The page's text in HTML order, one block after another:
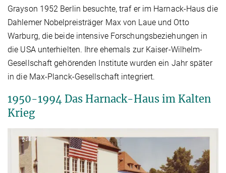
Grayson 1952 Berlin besuchte, traf er im Harnack-Haus die
Dahlemer Nobelpreisträger Max von Laue und Otto
Warburg, die beide intensive Forschungsbeziehungen in
die USA unterhielten. Ihre ehemals zur Kaiser-Wilhelm-
Gesellschaft gehörenden Institute wurden ein Jahr später
in die Max-Planck-Gesellschaft integriert.
1950-1994 Das Harnack-Haus im Kalten
Krieg